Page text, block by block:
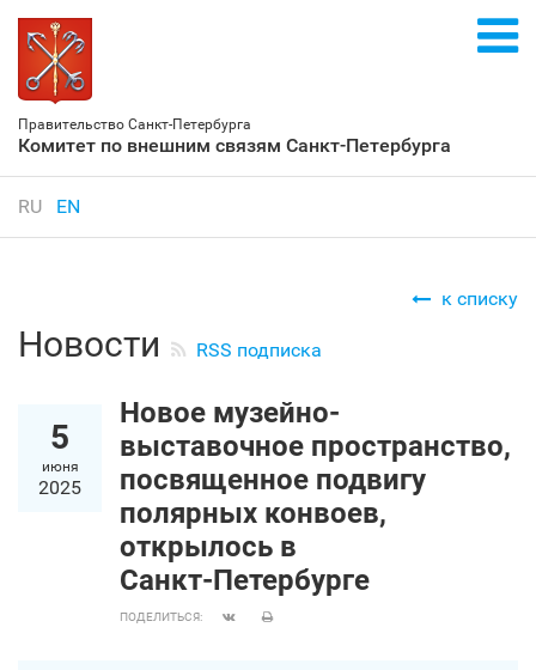
Правительство Санкт‑Петербурга
Комитет по внешним связям Санкт‑Петербурга
RU EN
к списку
Новости RSS подписка
5
июня
2025
Новое музейно-
выставочное пространство,
посвященное подвигу
полярных конвоев,
открылось в
Санкт‑Петербурге
ПОДЕЛИТЬСЯ: